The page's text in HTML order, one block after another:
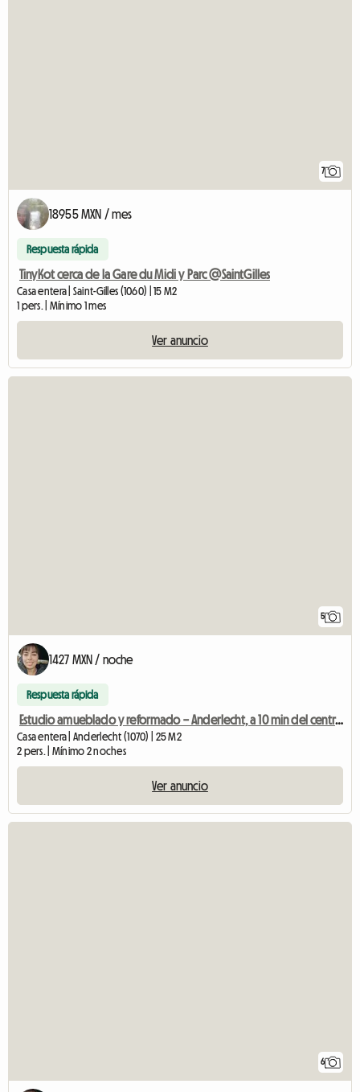
7
18955 MXN / mes
Respuesta rápida
TinyKot cerca de la Gare du Midi y Parc @SaintGilles
Casa entera | Saint-Gilles (1060) | 15 M2
1 pers. | Mínimo 1 mes
Ver anuncio
5
1427 MXN / noche
Respuesta rápida
Estudio amueblado y reformado – Anderlecht, a 10 min del centro de la ciudad
Casa entera | Anderlecht (1070) | 25 M2
2 pers. | Mínimo 2 noches
Ver anuncio
6